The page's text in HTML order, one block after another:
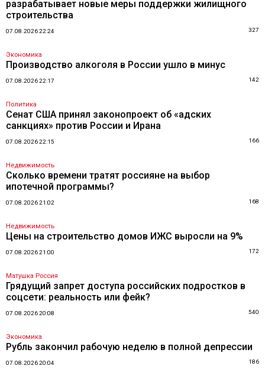
разрабатывает новые меры поддержки жилищного
строительства
07.08.2026 22:24 327
Экономика
Производство алкоголя в России ушло в минус
07.08.2026 22:17 142
Политика
Сенат США принял законопроект об «адских
санкциях» против России и Ирана
07.08.2026 22:15 166
Недвижимость
Сколько времени тратят россияне на выбор
ипотечной программы?
07.08.2026 21:02 168
Недвижимость
Цены на строительство домов ИЖС выросли на 9%
07.08.2026 21:00 172
Матушка Россия
Грядущий запрет доступа российских подростков в
соцсети: реальность или фейк?
07.08.2026 20:08 540
Экономика
Рубль закончил рабочую неделю в полной депрессии
07.08.2026 20:04 186